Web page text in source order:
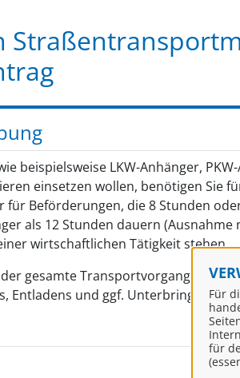
Für
für
beispielsweise LKW-Anhänger,
einsetzen wollen, benötigen Sie
für Beförderungen, die 8 Stunden
als 12 Stunden dauern
wirtschaftlichen Tätigkeit stehen.
gesamte Transportvorgang vom
Entladens und ggf. Unterbringens an